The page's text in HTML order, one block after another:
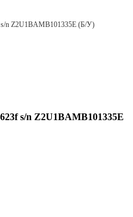
n Z2U1BAMB101335E (Б/У)
s/n Z2U1BAMB101335E